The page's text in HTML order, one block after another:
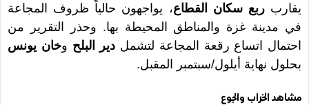
يقاربربع سكان القطاع، يواجهون حالياً ظروف المجاعة
في مدينة غزة والمناطق المحيطة بها. وحذر التقرير من
احتمال اتساع رقعة المجاعة لتشمل دير البلح وخان يونس
بحلول نهاية أيلول/سبتمبر المقبل.
مشاهد الخراب والجوع